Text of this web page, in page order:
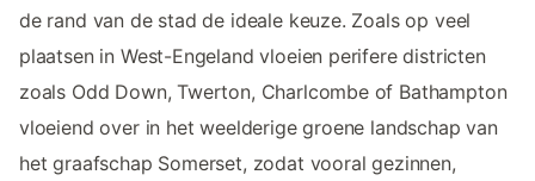
de rand van de stad de ideale keuze. Zoals op veel
plaatsen in West-Engeland vloeien perifere districten
zoals Odd Down, Twerton, Charlcombe of Bathampton
vloeiend over in het weelderige groene landschap van
het graafschap Somerset, zodat vooral gezinnen,